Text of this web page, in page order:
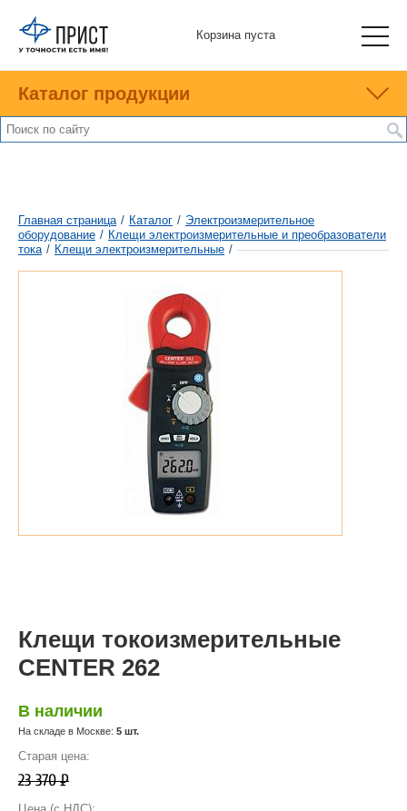
Корзина пуста
Каталог продукции
Главная страница / Каталог / Электроизмерительное
оборудование / Клещи электроизмерительные и преобразователи
тока / Клещи электроизмерительные /
Клещи токоизмерительные
CENTER 262
В наличии
На складе в Москве: 5 шт.
Старая цена:
23 370Р